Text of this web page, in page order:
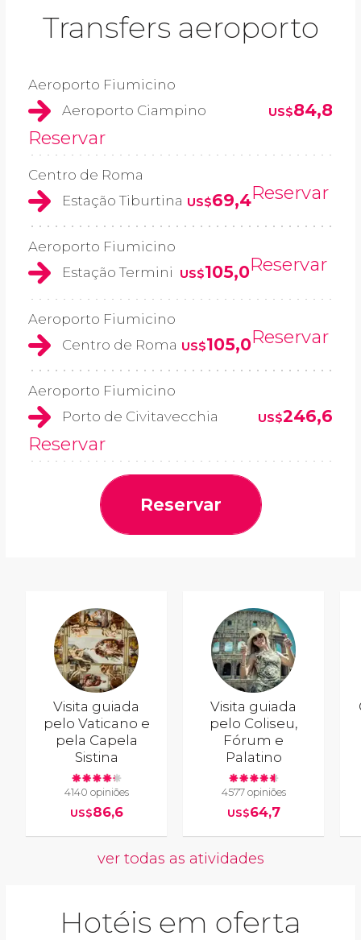
Transfers aeroporto
Aeroporto Fiumicino
Aeroporto Ciampino
US$84,8
Reservar
Centro de Roma
Estação Tiburtina US$69,4Reservar
Aeroporto Fiumicino
Estação Termini
US$105,0Reservar
Aeroporto Fiumicino
Centro de Roma US$105,0Reservar
Aeroporto Fiumicino
Porto de Civitavecchia
US$246,6
Reservar
Reservar
Visita guiada
pelo Vaticano e
pela Capela
Sistina
4140 opiniões
US$86,6
Visita guiada
pelo Coliseu,
Fórum e
Palatino
4577 opiniões
US$64,7
ver todas as atividades
Hotéis em oferta